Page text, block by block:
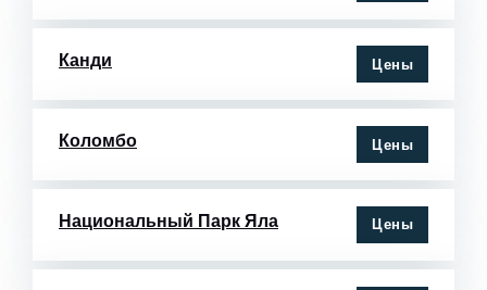
Канди Цены
Коломбо Цены
Национальный Парк Яла Цены